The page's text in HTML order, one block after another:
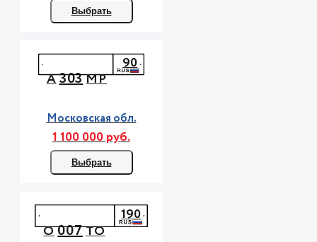
Выбрать
А303МР
90
Московская обл.
1 100 000 руб.
Выбрать
О007ТО
190